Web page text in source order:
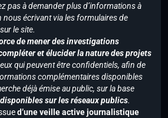
pas à demander plus d’informations à
nous écrivant via les formulaires de
le site.
de mener des investigations
et élucider la nature des projets
qui peuvent être confidentiels, afin de
complémentaires disponibles
déjà émise au public, sur la base
sur les réseaux publics.
d’une veille active journalistique